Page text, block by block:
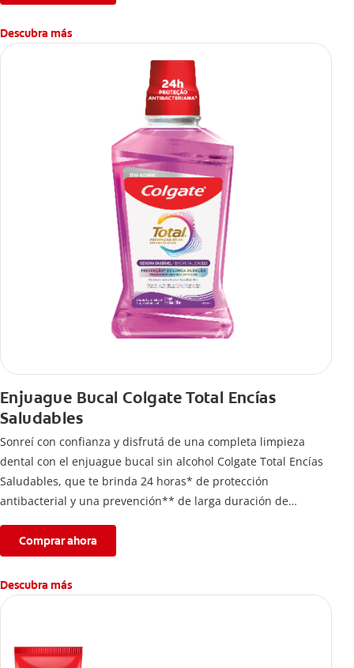
Descubra más
Enjuague Bucal Colgate Total Encías
Saludables
Sonreí con confianza y disfrutá de una completa limpieza
dental con el enjuague bucal sin alcohol Colgate Total Encías
Saludables, que te brinda 24 horas* de protección
antibacterial y una prevención** de larga duración de
Comprar ahora
Descubra más